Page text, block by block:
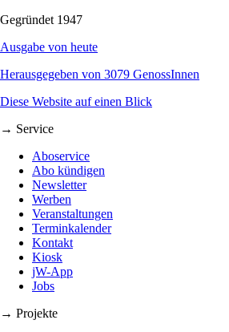
Gegründet 1947
Ausgabe von heute
Herausgegeben von 3079 GenossInnen
Diese Website auf einen Blick
→ Service
Aboservice
Abo kündigen
Newsletter
Werben
Veranstaltungen
Terminkalender
Kontakt
Kiosk
jW-App
Jobs
→ Projekte